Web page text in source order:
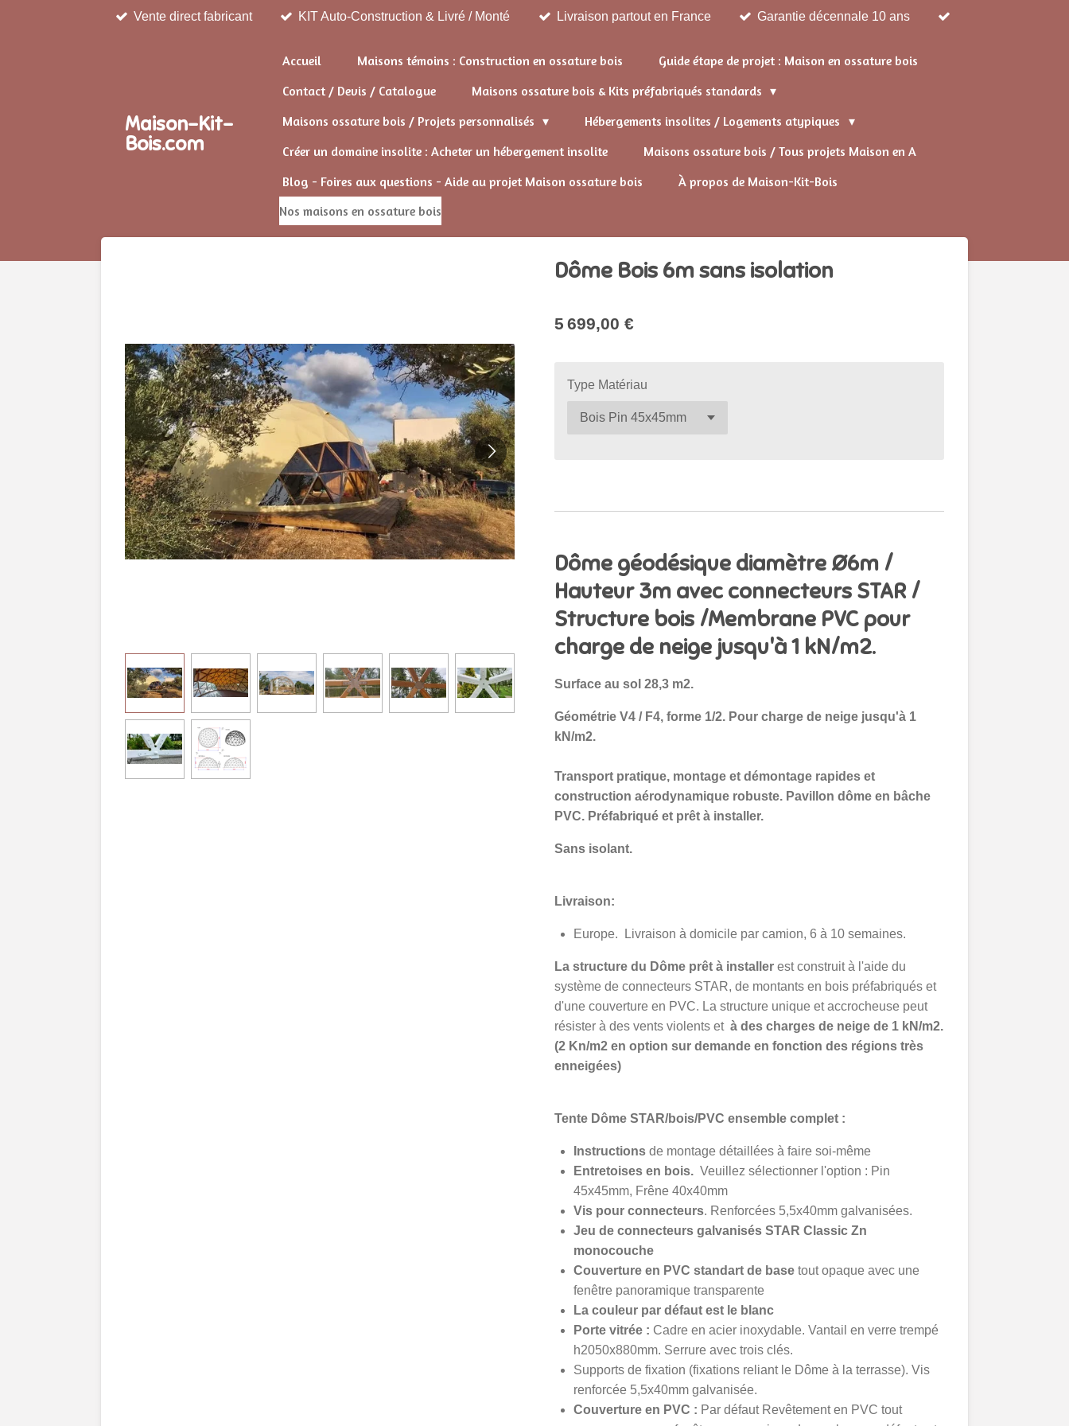
Vente direct fabricant KIT Auto-Construction & Livré / Monté Livraison partout en France Garantie décennale 10 ans
Maison-Kit-
Bois.com
Accueil Maisons témoins : Construction en ossature bois
Guide étape de projet : Maison en ossature bois
Contact / Devis / Catalogue
Maisons ossature bois & Kits préfabriqués standards
Maisons ossature bois / Projets personnalisés
Hébergements insolites / Logements atypiques
Créer un domaine insolite : Acheter un hébergement insolite
Maisons ossature bois / Tous projets Maison en A
Blog - Foires aux questions - Aide au projet Maison ossature bois
À propos de Maison-Kit-Bois
Nos maisons en ossature bois
Dôme Bois 6m sans isolation
5 699,00 €
Type Matériau
Dôme géodésique diamètre Ø6m /
Hauteur 3m avec connecteurs STAR /
Structure bois /Membrane PVC pour
charge de neige jusqu'à 1 kN/m2.
Surface au sol 28,3 m2.
Géométrie V4 / F4, forme 1/2. Pour charge de neige jusqu'à 1
kN/m2.
Transport pratique, montage et démontage rapides et
construction aérodynamique robuste. Pavillon dôme en bâche
PVC. Préfabriqué et prêt à installer.
Sans isolant.
Livraison:
Europe. Livraison à domicile par camion, 6 à 10 semaines.
La structure du Dôme prêt à installer est construit à l'aide du
système de connecteurs STAR, de montants en bois préfabriqués et
d'une couverture en PVC. La structure unique et accrocheuse peut
résister à des vents violents et à des charges de neige de 1 kN/m2.
(2 Kn/m2 en option sur demande en fonction des régions très
enneigées)
Tente Dôme STAR/bois/PVC ensemble complet :
Instructions de montage détaillées à faire soi-même
Entretoises en bois. Veuillez sélectionner l'option : Pin
45x45mm, Frêne 40x40mm
Vis pour connecteurs. Renforcées 5,5x40mm galvanisées.
Jeu de connecteurs galvanisés STAR Classic Zn
monocouche
Couverture en PVC standart de base tout opaque avec une
fenêtre panoramique transparente
La couleur par défaut est le blanc
Porte vitrée : Cadre en acier inoxydable. Vantail en verre trempé
h2050x880mm. Serrure avec trois clés.
Supports de fixation (fixations reliant le Dôme à la terrasse). Vis
renforcée 5,5x40mm galvanisée.
Couverture en PVC : Par défaut Revêtement en PVC tout